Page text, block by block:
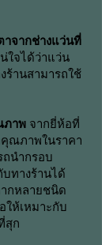
าจากช่างแว่นที่
ใจได้ว่าแว่น
ร้านสามารถใช้
ภาพ จากยี่ห้อที่
ณภาพในราคา
นำกรอบ
ทางร้านได้
กหลายชนิด
ให้เหมาะกับ
สุก